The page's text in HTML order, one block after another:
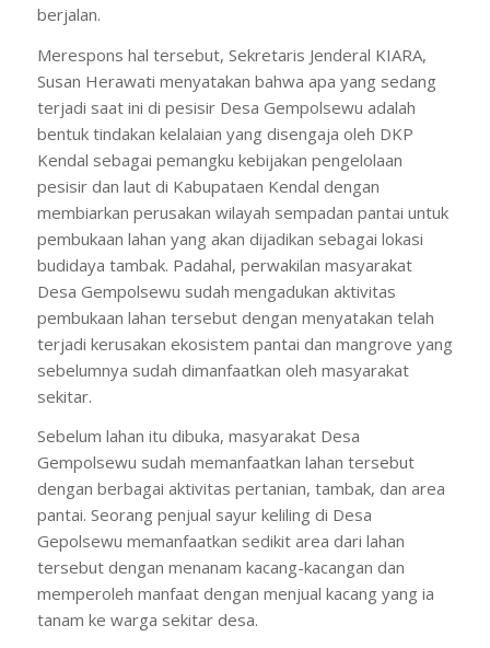
berjalan.
Merespons hal tersebut, Sekretaris Jenderal KIARA,
Susan Herawati menyatakan bahwa apa yang sedang
terjadi saat ini di pesisir Desa Gempolsewu adalah
bentuk tindakan kelalaian yang disengaja oleh DKP
Kendal sebagai pemangku kebijakan pengelolaan
pesisir dan laut di Kabupataen Kendal dengan
membiarkan perusakan wilayah sempadan pantai untuk
pembukaan lahan yang akan dijadikan sebagai lokasi
budidaya tambak. Padahal, perwakilan masyarakat
Desa Gempolsewu sudah mengadukan aktivitas
pembukaan lahan tersebut dengan menyatakan telah
terjadi kerusakan ekosistem pantai dan mangrove yang
sebelumnya sudah dimanfaatkan oleh masyarakat
sekitar.
Sebelum lahan itu dibuka, masyarakat Desa
Gempolsewu sudah memanfaatkan lahan tersebut
dengan berbagai aktivitas pertanian, tambak, dan area
pantai. Seorang penjual sayur keliling di Desa
Gepolsewu memanfaatkan sedikit area dari lahan
tersebut dengan menanam kacang-kacangan dan
memperoleh manfaat dengan menjual kacang yang ia
tanam ke warga sekitar desa.